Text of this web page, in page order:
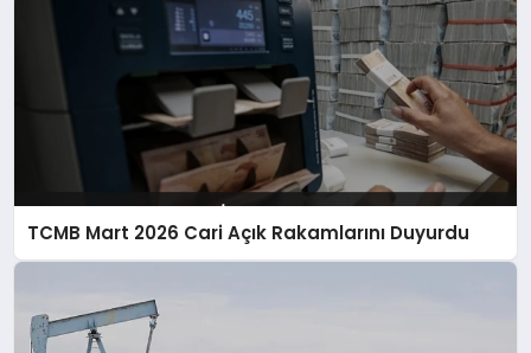
TCMB Mart 2026 Cari Açık Rakamlarını Duyurdu